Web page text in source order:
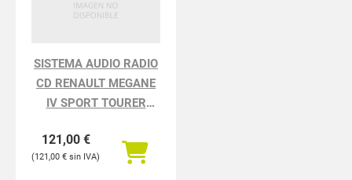
SISTEMA AUDIO RADIO
CD RENAULT MEGANE
IV SPORT TOURER
121,00 €
121,00 €